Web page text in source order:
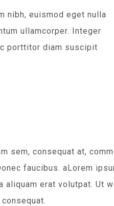
nibh, euismod eget nulla
ullamcorper. Integer
porttitor diam suscipit
sem, consequat at,
faucibus. aLorem
erat volutpat. Ut